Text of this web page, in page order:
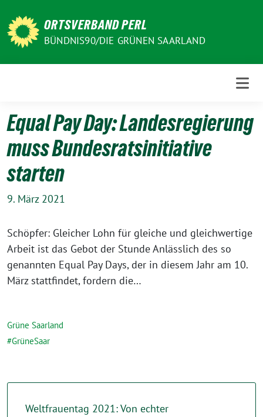
zum
Inhalt
ORTSVERBAND PERL
BÜNDNIS90/DIE GRÜNEN SAARLAND
Equal Pay Day: Landesregierung
muss Bundesratsinitiative
starten
9. März 2021
Schöpfer: Gleicher Lohn für gleiche und gleichwertige
Arbeit ist das Gebot der Stunde Anlässlich des so
genannten Equal Pay Days, der in diesem Jahr am 10.
März stattfindet, fordern die…
Grüne Saarland
GrüneSaar
Weltfrauentag 2021: Von echter